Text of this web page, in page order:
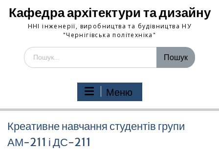
Кафедра архітектури та дизайну
ННІ інженерії, виробництва та будівництва НУ
"Чернігівська політехніка"
Шукати:
Меню
Креативне навчання студентів групи
АМ-211 і ДС-211